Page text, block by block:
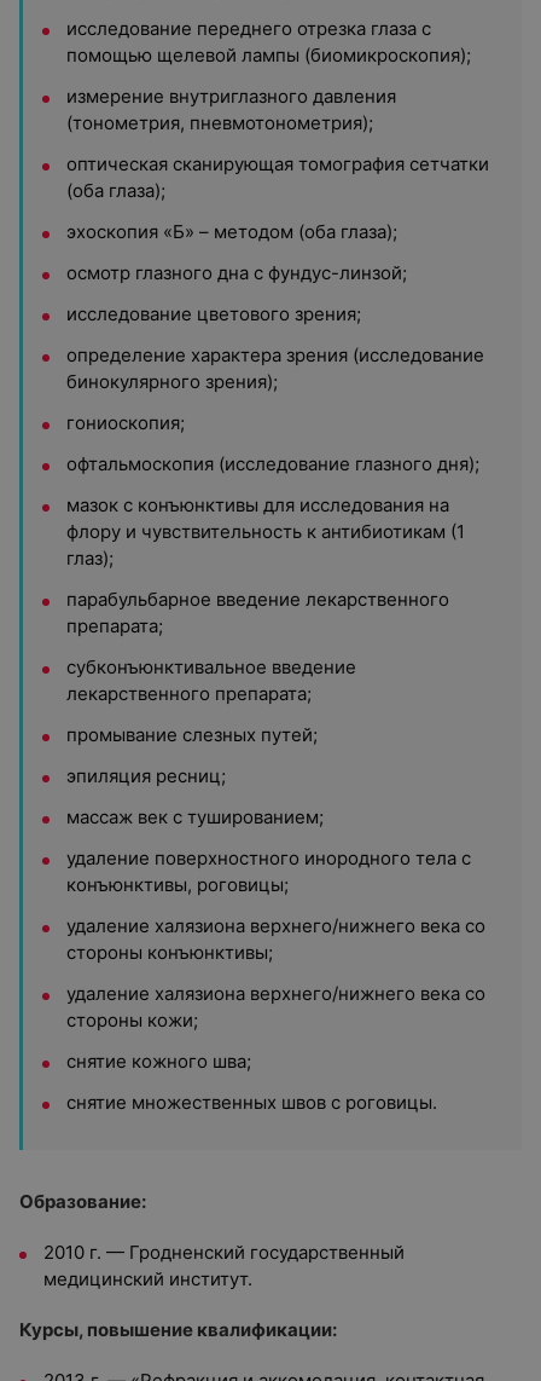
исследование переднего отрезка глаза с
помощью щелевой лампы (биомикроскопия);
измерение внутриглазного давления
(тонометрия, пневмотонометрия);
оптическая сканирующая томография сетчатки
(оба глаза);
эхоскопия «Б» – методом (оба глаза);
осмотр глазного дна с фундус-линзой;
исследование цветового зрения;
определение характера зрения (исследование
бинокулярного зрения);
гониоскопия;
офтальмоскопия (исследование глазного дня);
мазок с конъюнктивы для исследования на
флору и чувствительность к антибиотикам (1
глаз);
парабульбарное введение лекарственного
препарата;
субконъюнктивальное введение
лекарственного препарата;
промывание слезных путей;
эпиляция ресниц;
массаж век с тушированием;
удаление поверхностного инородного тела с
конъюнктивы, роговицы;
удаление халязиона верхнего/нижнего века со
стороны конъюнктивы;
удаление халязиона верхнего/нижнего века со
стороны кожи;
снятие кожного шва;
снятие множественных швов с роговицы.
Образование:
2010 г. — Гродненский государственный
медицинский институт.
Курсы, повышение квалификации: